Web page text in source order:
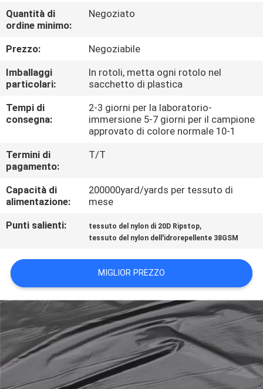
CONTROLLO
DI
QUALITÀ
CONTATTICI
NOTIZIE
CASI
COMPANY
NEWS
MAPPA
DEL
SITO
PRIVACY
POLICY
Quantità di
ordine minimo:
Negoziato
Prezzo:
Negoziabile
Imballaggi
particolari:
In rotoli, metta ogni rotolo nel
sacchetto di plastica
Tempi di
consegna:
2-3 giorni per la laboratorio-
immersione 5-7 giorni per il campione
approvato di colore normale 10-1
Termini di
pagamento:
T/T
Capacità di
alimentazione:
200000yard/yards per tessuto di
mese
Punti salienti:
tessuto del nylon di 20D Ripstop,
tessuto del nylon dell'idrorepellente 38GSM
MIGLIOR PREZZO